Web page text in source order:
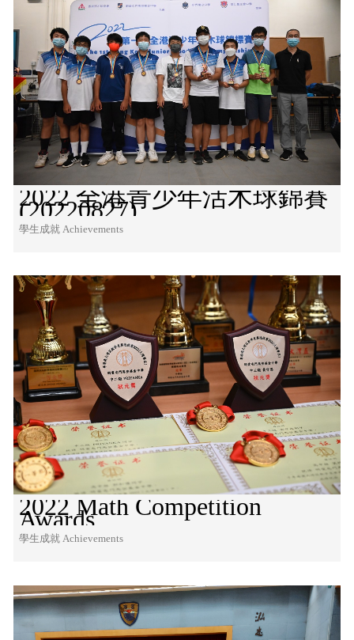
2022 全港青少年活木球錦賽
(20220827)
學生成就 Achievements
2022 Math Competition
Awards
學生成就 Achievements